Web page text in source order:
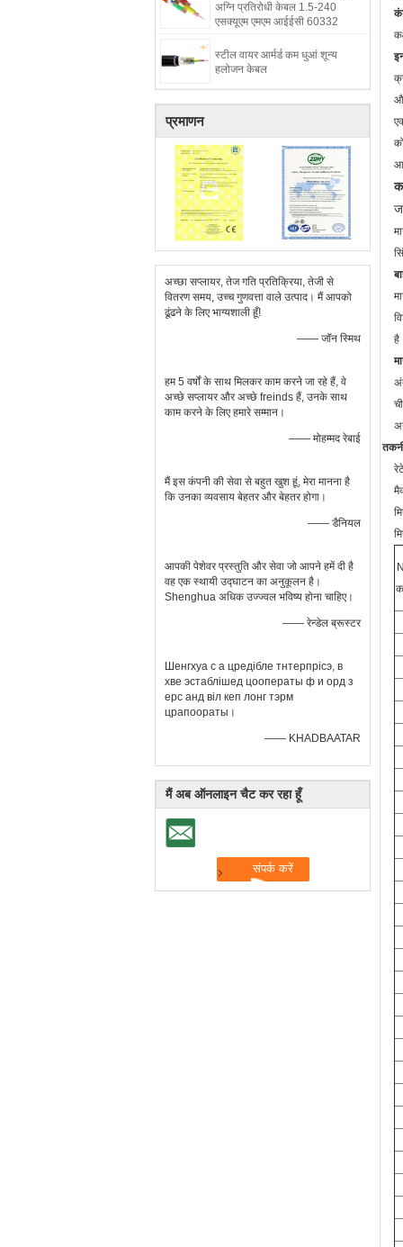
अग्नि प्रतिरोधी केबल 1.5-240
एसक्यूएम एमएम आईईसी 60332
स्टील वायर आर्मर्ड कम धुआं शून्य
हलोजन केबल
प्रमाणन
अच्छा सप्लायर, तेज गति प्रतिक्रिया, तेजी से
वितरण समय, उच्च गुणवत्ता वाले उत्पाद। मैं आपको
ढूंढने के लिए भाग्यशाली हूँ!
—— जॉन स्मिथ
हम 5 वर्षों के साथ मिलकर काम करने जा रहे हैं, वे
अच्छे सप्लायर और अच्छे freinds हैं, उनके साथ
काम करने के लिए हमारे सम्मान।
—— मोहम्मद रेबाई
मैं इस कंपनी की सेवा से बहुत खुश हूं, मेरा मानना ​​है
कि उनका व्यवसाय बेहतर और बेहतर होगा।
—— डैनियल
आपकी पेशेवर प्रस्तुति और सेवा जो आपने हमें दी है
वह एक स्थायी उद्घाटन का अनुकूलन है।
Shenghua अधिक उज्ज्वल भविष्य होना चाहिए।
—— रेन्डेल ब्रूस्टर
Шенгхуа с а цредібле тнтерпрісэ, в
хве эстаблішед цооператы ф и орд з
ерс анд віл кеп лонг тэрм
црапоораты।
—— KHADBAATAR
मैं अब ऑनलाइन चैट कर रहा हूँ